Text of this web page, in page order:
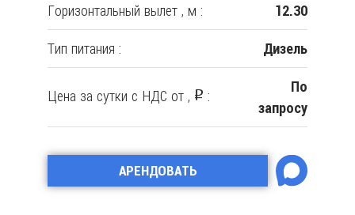
Горизонтальный вылет , м : 12.30
Тип питания : Дизель
Цена за сутки с НДС от , Р :
По
запросу
АРЕНДОВАТЬ